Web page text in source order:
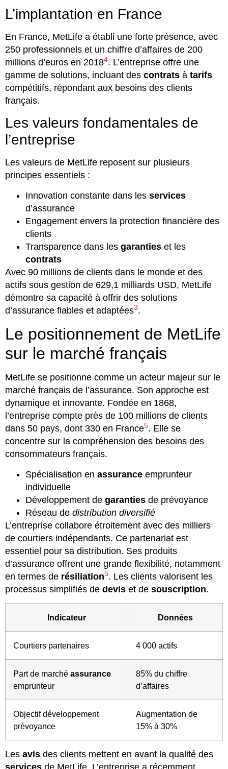
L’implantation en France
En France, MetLife a établi une forte présence, avec
250 professionnels et un chiffre d’affaires de 200
millions d’euros en 20184. L’entreprise offre une
gamme de solutions, incluant des contrats à tarifs
compétitifs, répondant aux besoins des clients
français.
Les valeurs fondamentales de
l’entreprise
Les valeurs de MetLife reposent sur plusieurs
principes essentiels :
Innovation constante dans les services
d’assurance
Engagement envers la protection financière des
clients
Transparence dans les garanties et les
contrats
Avec 90 millions de clients dans le monde et des
actifs sous gestion de 629,1 milliards USD, MetLife
démontre sa capacité à offrir des solutions
d’assurance fiables et adaptées3.
Le positionnement de MetLife
sur le marché français
MetLife se positionne comme un acteur majeur sur le
marché français de l’assurance. Son approche est
dynamique et innovante. Fondée en 1868,
l’entreprise compte près de 100 millions de clients
dans 50 pays, dont 330 en France5. Elle se
concentre sur la compréhension des besoins des
consommateurs français.
Spécialisation en assurance emprunteur
individuelle
Développement de garanties de prévoyance
Réseau de distribution diversifié
L’entreprise collabore étroitement avec des milliers
de courtiers indépendants. Ce partenariat est
essentiel pour sa distribution. Ses produits
d’assurance offrent une grande flexibilité, notamment
en termes de résiliation5. Les clients valorisent les
processus simplifiés de devis et de souscription.
Indicateur Données
Courtiers partenaires 4 000 actifs
Part de marché assurance
emprunteur
85% du chiffre
d’affaires
Objectif développement
prévoyance
Augmentation de
15% à 30%
Les avis des clients mettent en avant la qualité des
services de MetLife. L’entreprise a récemment